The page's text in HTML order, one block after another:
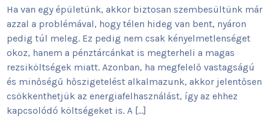
Ha van egy épületünk, akkor biztosan szembesültünk már
azzal a problémával, hogy télen hideg van bent, nyáron
pedig túl meleg. Ez pedig nem csak kényelmetlenséget
okoz, hanem a pénztárcánkat is megterheli a magas
rezsiköltségek miatt. Azonban, ha megfelelő vastagságú
és minőségű hőszigetelést alkalmazunk, akkor jelentősen
csökkenthetjük az energiafelhasználást, így az ehhez
kapcsolódó költségeket is. A […]